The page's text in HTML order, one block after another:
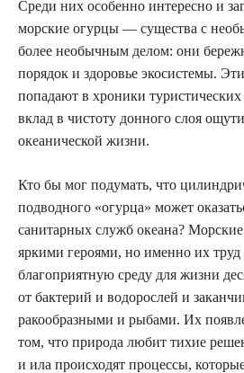
Среди них особенно интересно и
морские огурцы — существа с
более необычным делом: они
порядок и здоровье экосистемы.
попадают в хроники
вклад в чистоту донного слоя
океанической жизни.
Кто бы мог подумать, что
подводного «огурца» может
санитарных служб океана?
яркими героями, но именно их труд
благоприятную среду для жизни
от бактерий и водорослей и
ракообразными и рыбами. Их
том, что природа любит тихие
и ила происходят процессы,